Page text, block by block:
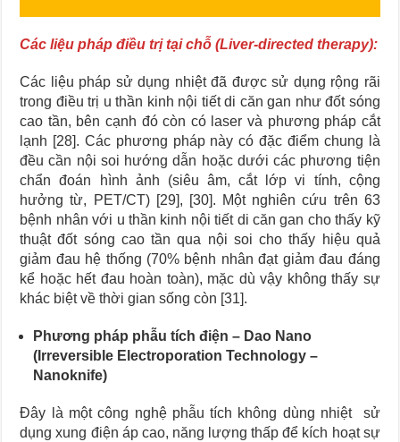
Các liệu pháp điều trị tại chỗ (Liver-directed therapy):
Các liệu pháp sử dụng nhiệt đã được sử dụng rộng rãi
trong điều trị u thần kinh nội tiết di căn gan như đốt sóng
cao tần, bên cạnh đó còn có laser và phương pháp cắt
lạnh [28]. Các phương pháp này có đặc điểm chung là
đều cần nội soi hướng dẫn hoặc dưới các phương tiện
chẩn đoán hình ảnh (siêu âm, cắt lớp vi tính, cộng
hưởng từ, PET/CT) [29], [30]. Một nghiên cứu trên 63
bệnh nhân với u thần kinh nội tiết di căn gan cho thấy kỹ
thuật đốt sóng cao tần qua nội soi cho thấy hiệu quả
giảm đau hệ thống (70% bệnh nhân đạt giảm đau đáng
kể hoặc hết đau hoàn toàn), mặc dù vậy không thấy sự
khác biệt về thời gian sống còn [31].
Phương pháp phẫu tích điện – Dao Nano
(Irreversible Electroporation Technology –
Nanoknife)
Đây là một công nghệ phẫu tích không dùng nhiệt sử
dụng xung điện áp cao, năng lượng thấp để kích hoạt sự